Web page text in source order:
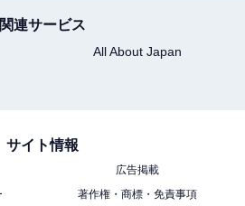
メートルから湧き出る天然温泉が自慢
関連サービス
All About Japan
サイト情報
広告掲載
著作権・商標・免責事項